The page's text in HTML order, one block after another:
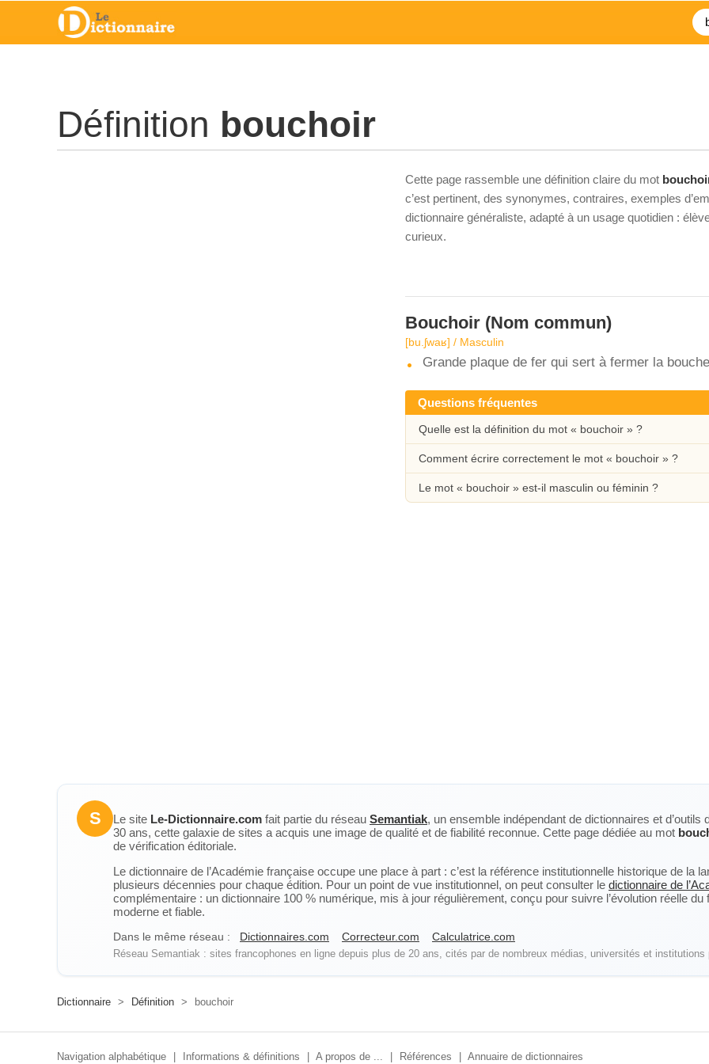
Définition bouchoir
Cette page rassemble une définition claire du mot
c’est pertinent, des synonymes, contraires, exemples
dictionnaire généraliste, adapté à un usage quotidien :
curieux.
Bouchoir (Nom commun)
[bu.ʃwaʁ] / Masculin
Grande plaque de fer qui sert à fermer la
Questions fréquentes
Quelle est la définition du mot « bouchoir » ?
Comment écrire correctement le mot « bouchoir » ?
Le mot « bouchoir » est-il masculin ou féminin ?
S Le site Le-Dictionnaire.com fait partie du réseau Semantiak, un ensemble indépendant de dictionnaires et
30 ans, cette galaxie de sites a acquis une image de qualité et de fiabilité reconnue. Cette page dédiée au mot
de vérification éditoriale.
Le dictionnaire de l’Académie française occupe une place à part : c’est la référence institutionnelle historique de la
plusieurs décennies pour chaque édition. Pour un point de vue institutionnel, on peut consulter le dictionnaire de
complémentaire : un dictionnaire 100 % numérique, mis à jour régulièrement, conçu pour suivre l’évolution réelle
moderne et fiable.
Dans le même réseau : Dictionnaires.com Correcteur.com Calculatrice.com
Réseau Semantiak : sites francophones en ligne depuis plus de 20 ans, cités par de nombreux médias, universités et institutions
Dictionnaire > Définition > bouchoir
Navigation alphabétique Informations & définitions A propos de ... Références Annuaire de dictionnaires